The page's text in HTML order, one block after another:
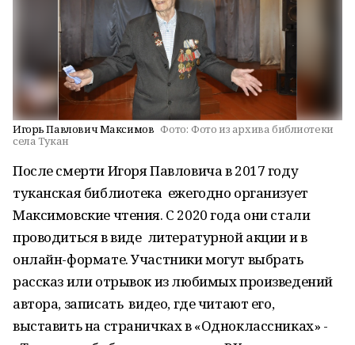
Игорь Павлович Максимов Фото: Фото из архива библиотеки
села Тукан
После смерти Игоря Павловича в 2017 году
туканская библиотека ежегодно организует
Максимовские чтения. С 2020 года они стали
проводиться в виде литературной акции и в
онлайн-формате. Участники могут выбрать
рассказ или отрывок из любимых произведений
автора, записать видео, где читают его,
выставить на страничках в «Одноклассниках» -